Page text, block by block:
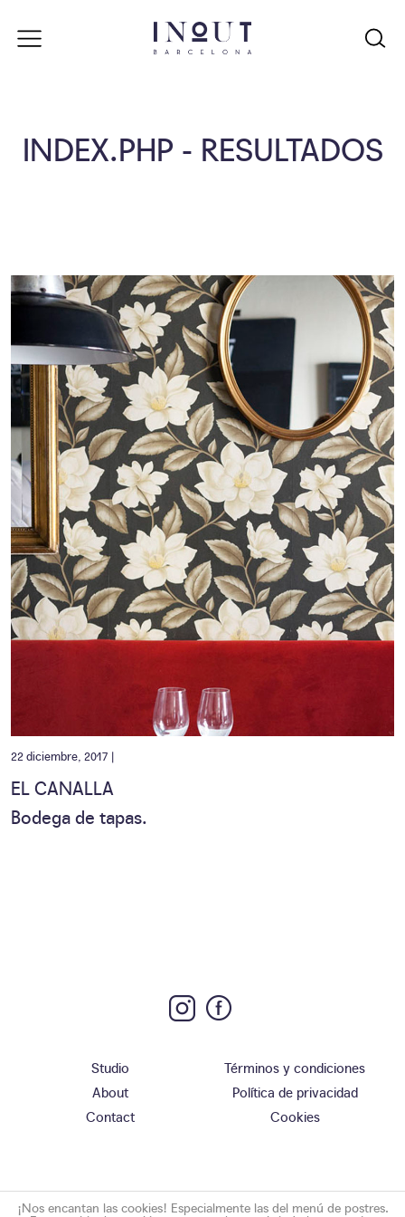
INDEX.PHP - RESULTADOS
22 diciembre, 2017 |
EL CANALLA
Bodega de tapas.
Studio
About
Contact
Términos y condiciones
Política de privacidad
Cookies
¡Nos encantan las cookies! Especialmente las del menú de postres.